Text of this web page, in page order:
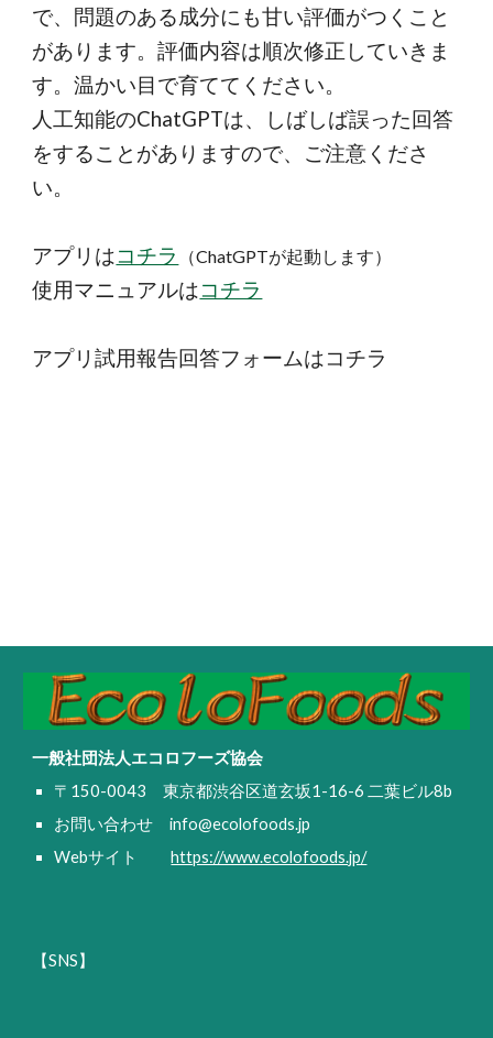
で、問題のある成分にも甘い評価がつくこと
があります。評価内容は順次修正していきま
す。温かい目で育ててください。
人工知能のChatGPTは、しばしば誤った回答
をすることがありますので、ご注意くださ
い。
アプリはコチラ （ChatGPTが起動します）
使用マニュアルはコチラ
アプリ試用報告回答フォームはコチラ
一般社団法人エコロフーズ協会
〒150-0043 東京都渋⾕区道⽞坂1-16-6 ⼆葉ビル8b
お問い合わせinfo@ecolofoods.jp
Webサイトhttps://www.ecolofoods.jp/
【SNS】